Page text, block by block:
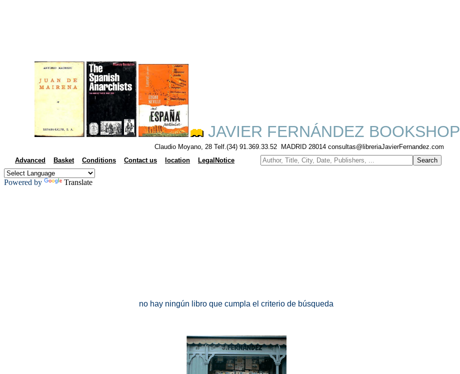
JAVIER FERNÁNDEZ BOOKSHOP
Claudio Moyano, 28 Telf.(34) 91.369.33.52 MADRID 28014 consultas@libreriaJavierFernandez.com
Advanced Basket Conditions Contact us location LegalNotice
Powered by Translate
no hay ningún libro que cumpla el criterio de búsqueda